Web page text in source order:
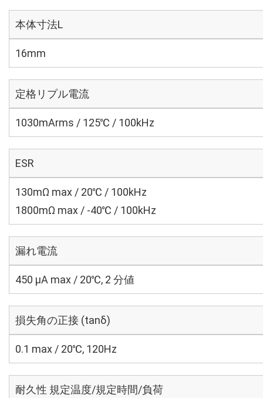
本体寸法L
16mm
定格リプル電流
1030mArms / 125℃ / 100kHz
ESR
130mΩ max / 20℃ / 100kHz
1800mΩ max / -40℃ / 100kHz
漏れ電流
450 μA max / 20℃, 2 分値
損失角の正接 (tanδ)
0.1 max / 20℃, 120Hz
耐久性 規定温度/規定時間/負荷